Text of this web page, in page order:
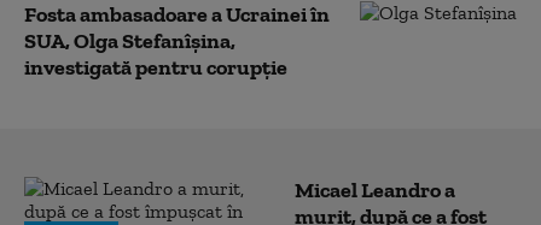
Fosta ambasadoare a Ucrainei în
SUA, Olga Stefanîşina,
investigată pentru corupţie
Micael Leandro a
murit, după ce a fost